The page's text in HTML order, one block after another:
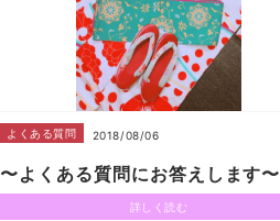
よくある質問 2018/08/06
〜よくある質問にお答えします〜
詳しく読む